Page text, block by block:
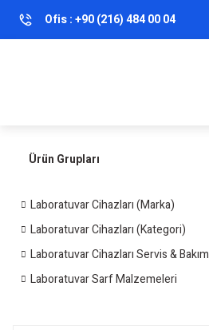
Ofis :+90 (216) 484 00 04
Ürün Grupları
Laboratuvar Cihazları (Marka)
Laboratuvar Cihazları (Kategori)
Laboratuvar Cihazları Servis & Bakım
Laboratuvar Sarf Malzemeleri